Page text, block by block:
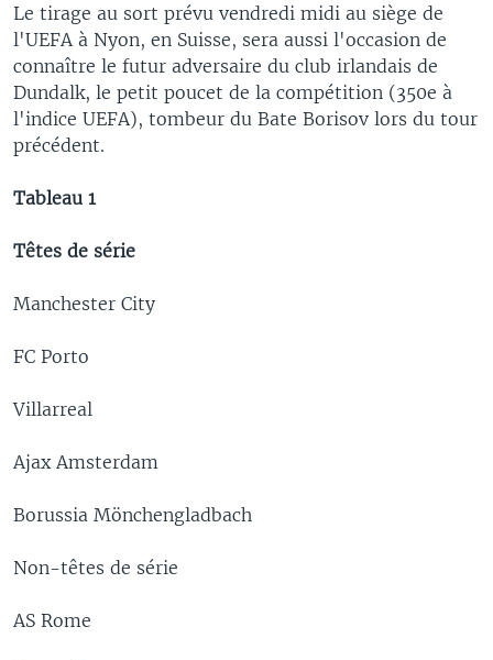
Le tirage au sort prévu vendredi midi au siège de
l'UEFA à Nyon, en Suisse, sera aussi l'occasion de
connaître le futur adversaire du club irlandais de
Dundalk, le petit poucet de la compétition (350e à
l'indice UEFA), tombeur du Bate Borisov lors du tour
précédent.
Tableau 1
Têtes de série
Manchester City
FC Porto
Villarreal
Ajax Amsterdam
Borussia Mönchengladbach
Non-têtes de série
AS Rome